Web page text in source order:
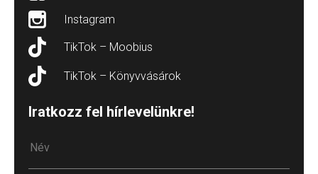
Instagram
TikTok – Moobius
TikTok – Könyvvásárok
Iratkozz fel hírlevelünkre!